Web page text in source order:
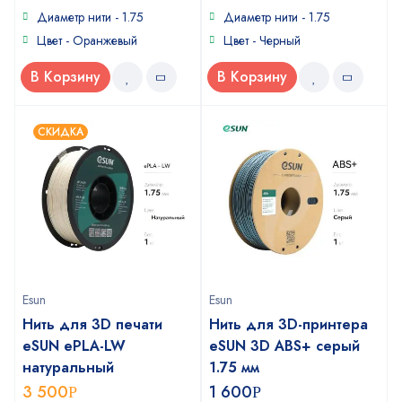
Диаметр нити - 1.75
Цвет - Оранжевый
В Корзину
Диаметр нити - 1.75
Цвет - Черный
В Корзину
СКИДКА
Esun
Нить для 3D печати
eSUN ePLA-LW
натуральный
3 500Р
Esun
Нить для 3D-принтера
eSUN 3D ABS+ серый
1.75 мм
1 600Р